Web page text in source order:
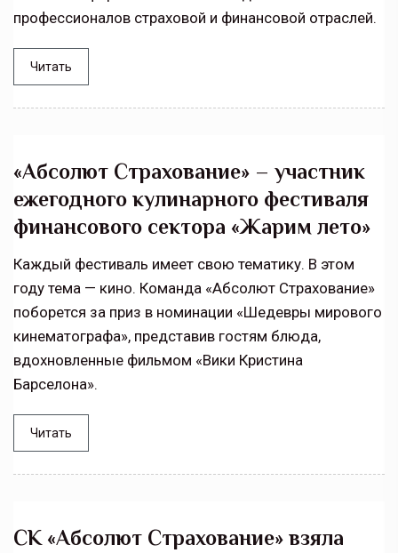
профессионалов страховой и финансовой отраслей.
Читать
«Абсолют Страхование» – участник
ежегодного кулинарного фестиваля
финансового сектора «Жарим лето»
Каждый фестиваль имеет свою тематику. В этом
году тема — кино. Команда «Абсолют Страхование»
поборется за приз в номинации «Шедевры мирового
кинематографа», представив гостям блюда,
вдохновленные фильмом «Вики Кристина
Барселона».
Читать
СК «Абсолют Страхование» взяла